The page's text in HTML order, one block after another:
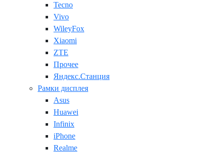
Tecno
Vivo
WileyFox
Xiaomi
ZTE
Прочее
Яндекс.Станция
Рамки дисплея
Asus
Huawei
Infinix
iPhone
Realme